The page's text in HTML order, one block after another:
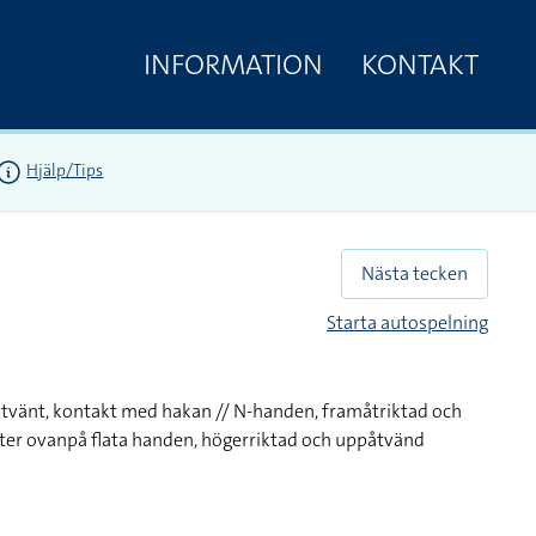
INFORMATION KONTAKT
Hjälp/Tips
Nästa tecken
Starta autospelning
kontakt med hakan // N-handen, framåtriktad och
ovanpå flata handen, högerriktad och uppåtvänd